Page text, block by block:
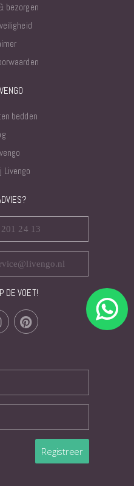
bezorgen
bedden
Livengo
24 13
DE VOET!
Registreer